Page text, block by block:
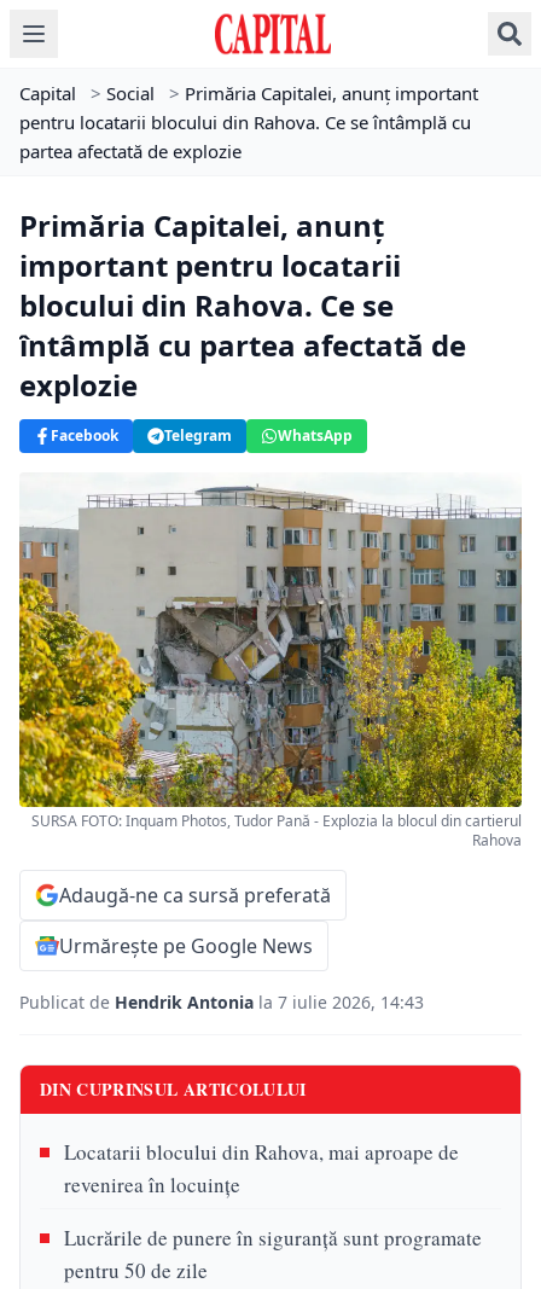
Capital > Social > Primăria Capitalei, anunț important
pentru locatarii blocului din Rahova. Ce se întâmplă cu
partea afectată de explozie
Primăria Capitalei, anunț
important pentru locatarii
blocului din Rahova. Ce se
întâmplă cu partea afectată de
explozie
Facebook Telegram WhatsApp
SURSA FOTO: Inquam Photos, Tudor Pană - Explozia la blocul din cartierul
Rahova
Adaugă-ne ca sursă preferată
Urmărește pe Google News
Publicat de Hendrik Antonia la 7 iulie 2026, 14:43
DIN CUPRINSUL ARTICOLULUI
Locatarii blocului din Rahova, mai aproape de
revenirea în locuințe
Lucrările de punere în siguranță sunt programate
pentru 50 de zile